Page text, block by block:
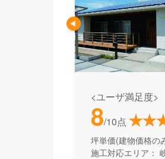
<ユーザ満足度>
8/10点
坪単価(建物価格の
施工対応エリア：